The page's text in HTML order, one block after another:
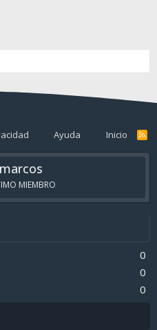
Ayuda Inicio
R
S
marcos
MIEMBRO
0
0
0